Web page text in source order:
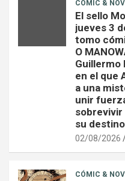
CÓMIC &
El sello
jueves 3
tomo
O
Guillermo
en el que
a una
unir
sobrevivir
su destino
02/08/2026
CÓMIC &